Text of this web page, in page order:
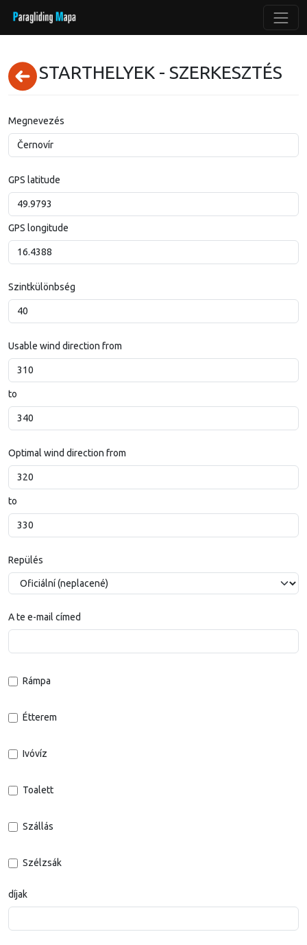
STARTHELYEK - SZERKESZTÉS
Megnevezés
GPS latitude
GPS longitude
Szintkülönbség
Usable wind direction from
to
Optimal wind direction from
to
Repülés
A te e-mail címed
Rámpa
Étterem
Ivóvíz
Toalett
Szállás
Szélzsák
díjak